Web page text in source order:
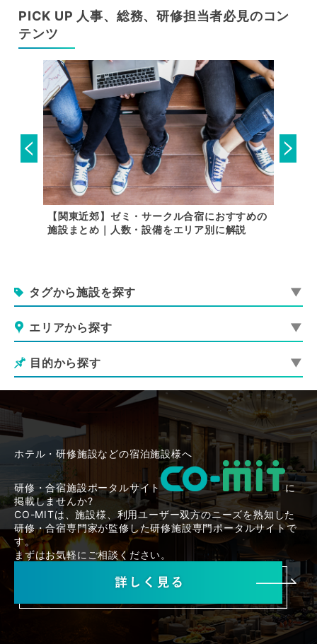
PICK UP 人事、総務、研修担当者必見のコン
テンツ
【関東近郊】ゼミ・サークル合宿におすすめの
施設まとめ｜人数・設備をエリア別に解説
タグから施設を探す
エリアから探す
目的から探す
ホテル・研修施設などの宿泊施設様へ
研修・合宿施設ポータルサイト
に
掲載しませんか?
CO-MITは、施設様、利用ユーザー双方のニーズを熟知した
研修・合宿専門家が監修した研修施設専門ポータルサイトで
す。
まずはお気軽にご相談ください。